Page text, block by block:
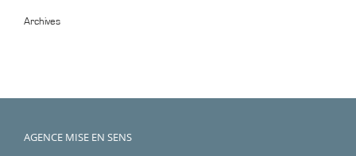
Archives
AGENCE MISE EN SENS